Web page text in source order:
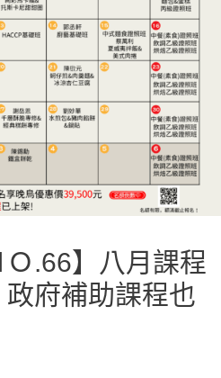
Ｏ.66】八月課程
府補助課程也